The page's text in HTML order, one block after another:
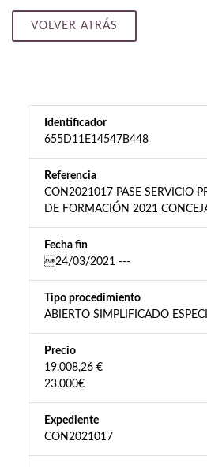
VOLVER ATRÁS
Identificador
655D11E14547B448
Referencia
CON2021017 PASE SERVICIO
DE FORMACIÓN 2021
Fecha fin
24/03/2021 ---
Tipo procedimiento
ABIERTO SIMPLIFICADO
Precio
19.008,26 €
23.000€
Expediente
CON2021017